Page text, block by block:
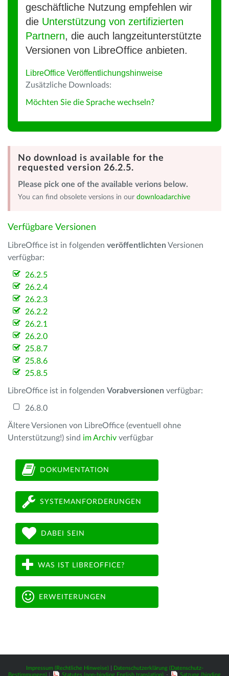
geschäftliche Nutzung empfehlen wir
die Unterstützung von zertifizierten
Partnern, die auch langzeitunterstützte
Versionen von LibreOffice anbieten.
LibreOffice Veröffentlichungshinweise
Zusätzliche Downloads:
Möchten Sie die Sprache wechseln?
No download is available for the
requested version 26.2.5.
Please pick one of the available verions below.
You can find obsolete versions in our downloadarchive
Verfügbare Versionen
LibreOffice ist in folgenden veröffentlichten Versionen
verfügbar:
26.2.5
26.2.4
26.2.3
26.2.2
26.2.1
26.2.0
25.8.7
25.8.6
25.8.5
LibreOffice ist in folgenden Vorabversionen verfügbar:
26.8.0
Ältere Versionen von LibreOffice (eventuell ohne
Unterstützung!) sind im Archiv verfügbar
DOKUMENTATION
SYSTEMANFORDERUNGEN
DABEI SEIN
WAS IST LIBREOFFICE?
ERWEITERUNGEN
Impressum (Rechtliche Hinweise)|
Datenschutzerklärung (Datenschutz-
Bestimmungen)
Statutes (non-binding English translation) - Satzung (binding